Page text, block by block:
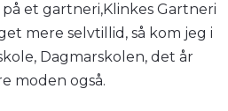
et gartneri,Klinkes Gartneri
mere selvtillid, så kom jeg i
Dagmarskolen, det år
moden også.